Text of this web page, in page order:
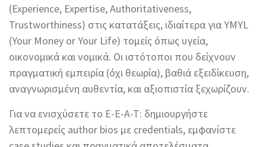
(Experience, Expertise, Authoritativeness,
Trustworthiness) στις κατατάξεις, ιδιαίτερα για YMYL
(Your Money or Your Life) τομείς όπως υγεία,
οικονομικά και νομικά. Οι ιστότοποι που δείχνουν
πραγματική εμπειρία (όχι θεωρία), βαθιά εξειδίκευση,
αναγνωρισμένη αυθεντία, και αξιοπιστία ξεχωρίζουν.
Για να ενισχύσετε το E-E-A-T: δημιουργήστε
λεπτομερείς author bios με credentials, εμφανίστε